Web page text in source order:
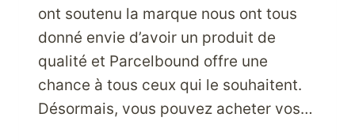
ont soutenu la marque nous ont tous
donné envie d’avoir un produit de
qualité et Parcelbound offre une
chance à tous ceux qui le souhaitent.
Désormais, vous pouvez acheter vos…